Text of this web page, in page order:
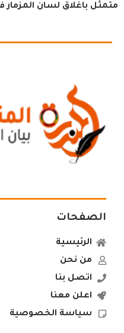
متمثل باغلاق لسان
الصفحات
الرئيسية
من نحن
اتصل بنا
اعلن معنا
سياسة الخصوصية